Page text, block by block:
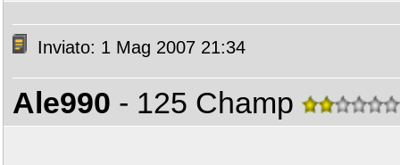
Inviato: 1 Mag 2007 21:34
Ale990 - 125 Champ